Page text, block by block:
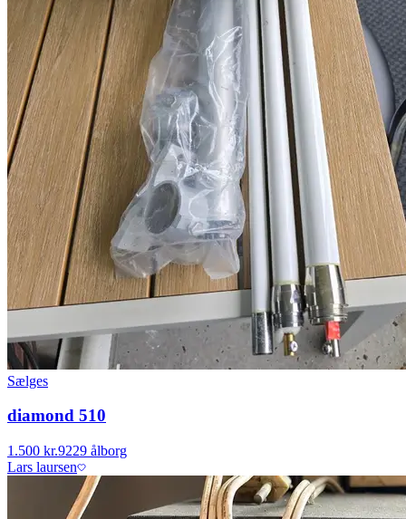
Sælges
diamond 510
1.500 kr.9229 ålborg
Lars laursen